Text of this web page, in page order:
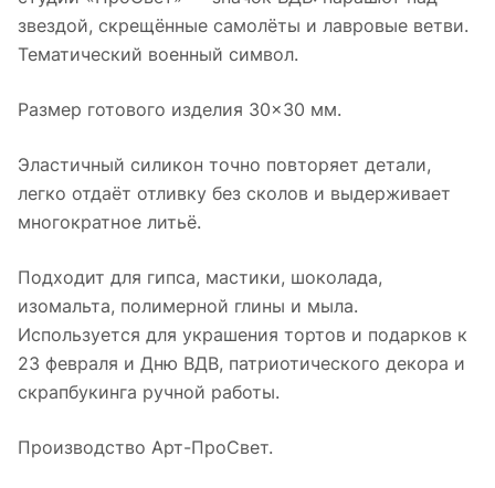
звездой, скрещённые самолёты и лавровые ветви.
Тематический военный символ.
Размер готового изделия 30×30 мм.
Эластичный силикон точно повторяет детали,
легко отдаёт отливку без сколов и выдерживает
многократное литьё.
Подходит для гипса, мастики, шоколада,
изомальта, полимерной глины и мыла.
Используется для украшения тортов и подарков к
23 февраля и Дню ВДВ, патриотического декора и
скрапбукинга ручной работы.
Производство Арт-ПроСвет.